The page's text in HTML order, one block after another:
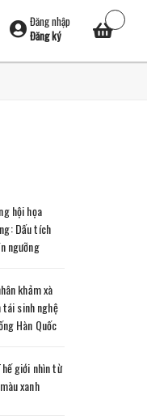
Đăng nhập
Đăng ký
hội họa
Dấu tích
ngưỡng
khảm xà
tái sinh nghệ
Hàn Quốc
giới nhìn từ
xanh